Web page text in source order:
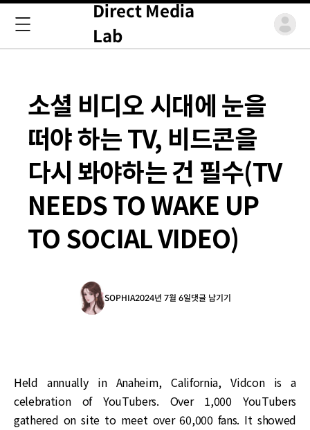
Direct Media
Lab
소셜 비디오 시대에 눈을
떠야 하는 TV, 비드콘을
다시 봐야하는 건 필수(TV
NEEDS TO WAKE UP
TO SOCIAL VIDEO)
SOPHIA2024년 7월 6일댓글 남기기
Held annually in Anaheim, California, Vidcon is a
celebration of YouTubers. Over 1,000 YouTubers
gathered on site to meet over 60,000 fans. It showed